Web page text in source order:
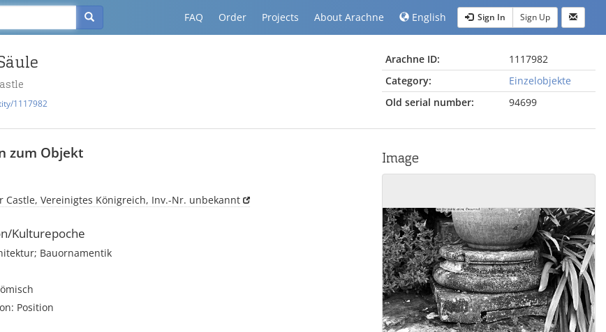
FAQ Order Projects About Arachne English Sign In Sign Up
1117982
Arachne ID:
1117982
Category:
Einzelobjekte
Old serial number:
94699
zum Objekt
Castle, Vereinigtes Königreich, Inv.-Nr. unbekannt
Kulturepoche
Bauornamentik
Position
Image